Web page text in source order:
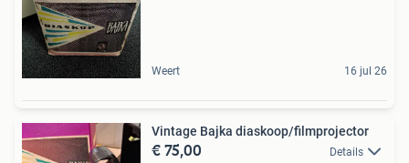
Weert 16 jul 26
Vintage Bajka diaskoop/filmprojector
€ 75,00 Details